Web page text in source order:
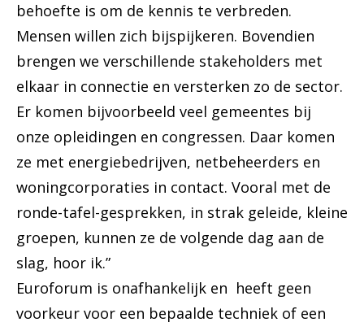
behoefte is om de kennis te verbreden.
Mensen willen zich bijspijkeren. Bovendien
brengen we verschillende stakeholders met
elkaar in connectie en versterken zo de sector.
Er komen bijvoorbeeld veel gemeentes bij
onze opleidingen en congressen. Daar komen
ze met energiebedrijven, netbeheerders en
woningcorporaties in contact. Vooral met de
ronde-tafel-gesprekken, in strak geleide, kleine
groepen, kunnen ze de volgende dag aan de
slag, hoor ik.”
Euroforum is onafhankelijk en heeft geen
voorkeur voor een bepaalde techniek of een